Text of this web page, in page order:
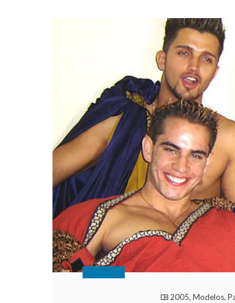
2005,Modelos,